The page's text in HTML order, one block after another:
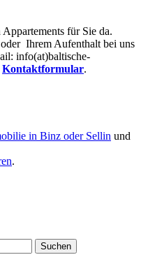
für Sie da.
Ihrem Aufenthalt bei uns
info(at)baltische-
Kontaktformular.
in Binz oder Sellin und
.